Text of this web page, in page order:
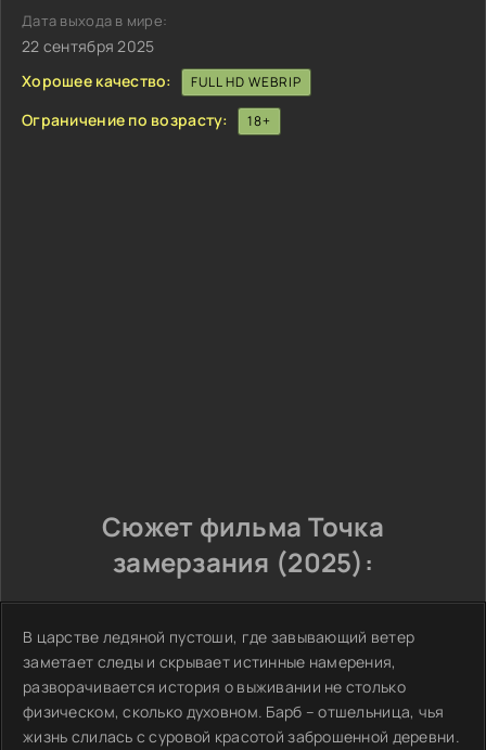
Дата выхода в мире:
22 сентября 2025
Хорошее качество:
FULL HD WEBRIP
Ограничение по возрасту: 18+
Сюжет фильма Точка
замерзания (2025):
В царстве ледяной пустоши, где завывающий ветер
заметает следы и скрывает истинные намерения,
разворачивается история о выживании не столько
физическом, сколько духовном. Барб – отшельница, чья
жизнь слилась с суровой красотой заброшенной деревни.